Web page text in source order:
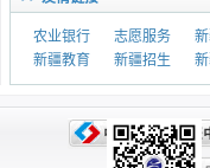
农业银行 志愿服务
新疆教育
新疆招生